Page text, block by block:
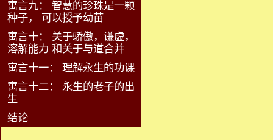
寓言九： 智慧的珍珠是一颗
种子， 可以授予幼苗
寓言十： 关于骄傲，谦虚，
溶解能力 和关于与道合并
寓言十一： 理解永生的功课
寓言十二： 永生的老子的出
生
结论